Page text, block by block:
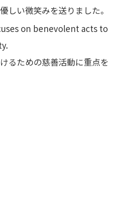
しい微笑みを送りました。
on benevolent acts to
るための慈善活動に重点を